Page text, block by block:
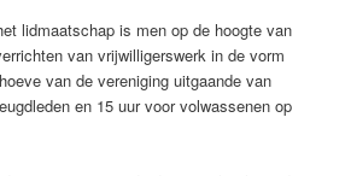
lidmaatschap is men op de hoogte van
van vrijwilligerswerk in de vorm
van de vereniging uitgaande van
en 15 uur voor volwassenen op